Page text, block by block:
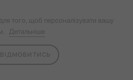
того, щоб персоналізувати вашу
Детальніше
ВІДМОВИТИСЬ